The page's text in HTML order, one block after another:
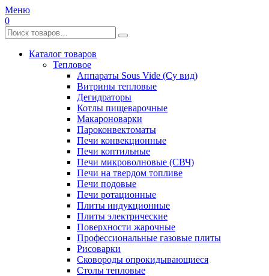
Меню
0
Каталог товаров
Тепловое
Аппараты Sous Vide (Су вид)
Витрины тепловые
Дегидраторы
Котлы пищеварочные
Макароноварки
Пароконвектоматы
Печи конвекционные
Печи коптильные
Печи микроволновые (СВЧ)
Печи на твердом топливе
Печи подовые
Печи ротационные
Плиты индукционные
Плиты электрические
Поверхности жарочные
Профессиональные газовые плиты
Рисоварки
Сковороды опрокидывающиеся
Столы тепловые